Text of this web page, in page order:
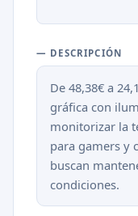
— DESCRIPCIÓN
De 48,38€ a
gráfica con
monitorizar la
para gamers y
buscan
condiciones.